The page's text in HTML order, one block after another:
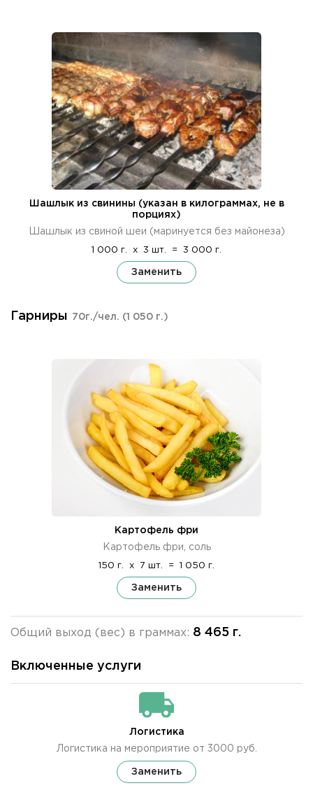
Шашлык из свинины (указан в килограммах, не в
порциях)
Шашлык из свиной шеи (маринуется без майонеза)
1 000 г. x 3 шт. = 3 000 г.
Заменить
Гарниры 70г./чел. (1 050 г.)
Картофель фри
Картофель фри, соль
150 г. x 7 шт. = 1 050 г.
Заменить
Общий выход (вес) в граммах: 8 465 г.
Включенные услуги
Логистика
Логистика на мероприятие от 3000 руб.
Заменить